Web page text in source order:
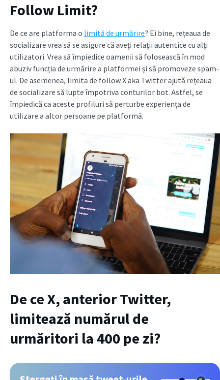
Follow Limit?
De ce are platforma o limită de urmărire? Ei bine, rețeaua de
socializare vrea să se asigure că aveți relații autentice cu alți
utilizatori. Vrea să împiedice oamenii să folosească în mod
abuziv funcția de urmărire a platformei și să promoveze spam-
ul. De asemenea, limita de follow X aka Twitter ajută rețeaua
de socializare să lupte împotriva conturilor bot. Astfel, se
împiedică ca aceste profiluri să perturbe experiența de
utilizare a altor persoane pe platformă.
De ce X, anterior Twitter,
limitează numărul de
urmăritori la 400 pe zi?